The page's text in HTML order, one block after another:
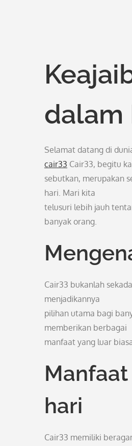
dalam
Selamat datang di
cair33 Cair33, begitu
sebutkan, merupakan
hari. Mari kita
telusuri lebih jauh
banyak orang.
Cair33 bukanlah
menjadikannya
pilihan utama bagi
memberikan berbagai
manfaat yang luar
hari
Cair33 memiliki